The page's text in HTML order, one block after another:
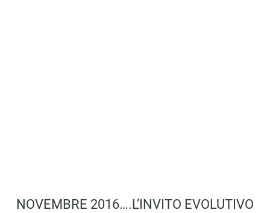
NOVEMBRE 2016….L’INVITO EVOLUTIVO